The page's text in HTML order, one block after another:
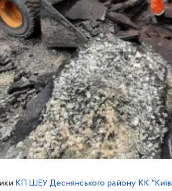
КП ШЕУ Деснянського району КК